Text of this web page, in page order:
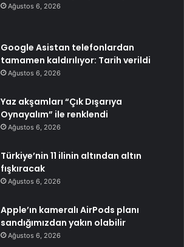
Ağustos 6, 2026
Google Asistan telefonlardan
tamamen kaldırılıyor: Tarih verildi
Ağustos 6, 2026
Yaz akşamları “Çık Dışarıya
Oynayalım” ile renklendi
Ağustos 6, 2026
Türkiye’nin 11 ilinin altından altın
fışkıracak
Ağustos 6, 2026
Apple’ın kameralı AirPods planı
sandığımızdan yakın olabilir
Ağustos 6, 2026